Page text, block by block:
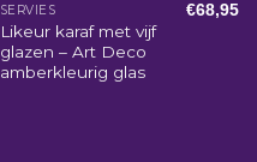
SERVIES
Likeur karaf met vijf
glazen – Art Deco
amberkleurig glas
€68,95